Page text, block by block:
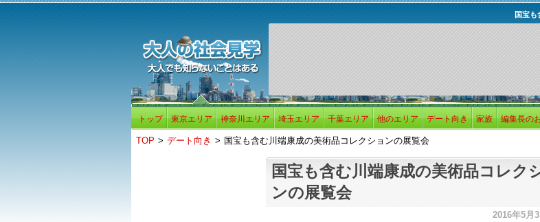
国宝も
トップ 東京エリア 神奈川エリア 埼玉エリア 千葉エリア 他のエリア デート向き 家族 編集長の
TOP > デート向き > 国宝も含む川端康成の美術品コレクションの展覧会
国宝も含む川端康成の美術品コレク
ンの展覧会
2016年5月3